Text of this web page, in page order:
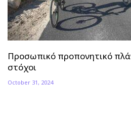
Προσωπικό προπονητικό
στόχοι
October 31, 2024